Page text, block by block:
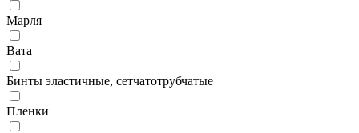
Марля
Вата
Бинты эластичные, сетчатотрубчатые
Пленки